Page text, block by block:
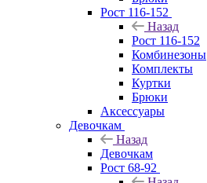
Рост 116-152
Назад
Рост 116-152
Комбинезоны
Комплекты
Куртки
Брюки
Аксессуары
Девочкам
Назад
Девочкам
Рост 68-92